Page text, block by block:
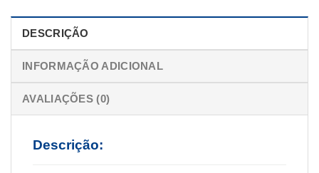
DESCRIÇÃO
INFORMAÇÃO ADICIONAL
AVALIAÇÕES (0)
Descrição: